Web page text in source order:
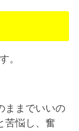
。
ままでいいの
苦悩し、奮